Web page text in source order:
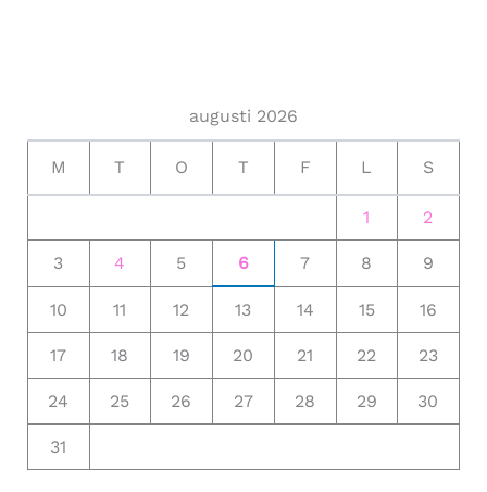
augusti 2026
M T O T F L S
1 2
3 4 5 6 7 8 9
10 11 12 13 14 15 16
17 18 19 20 21 22 23
24 25 26 27 28 29 30
31